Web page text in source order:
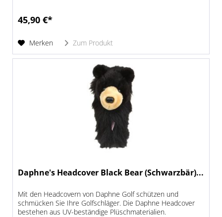
45,90 €*
Merken Zum Produkt
Daphne's Headcover Black Bear (Schwarzbär)...
Mit den Headcovern von Daphne Golf schützen und
schmücken Sie Ihre Golfschläger. Die Daphne Headcover
bestehen aus UV-beständige Plüschmaterialien.